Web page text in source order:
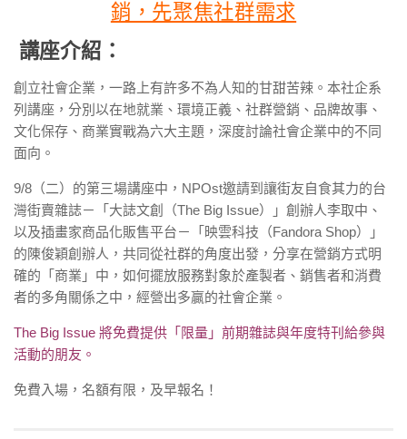
銷，先聚焦社群需求
講座介紹：
創立社會企業，一路上有許多不為人知的甘甜苦辣。本社企系
列講座，分別以在地就業、環境正義、社群營銷、品牌故事、
文化保存、商業實戰為六大主題，深度討論社會企業中的不同
面向。
9/8（二）的第三場講座中，NPOst邀請到讓街友自食其力的台
灣街賣雜誌－「大誌文創（The Big Issue）」創辦人李取中、
以及插畫家商品化販售平台－「映雲科技（Fandora Shop）」
的陳俊穎創辦人，共同從社群的角度出發，分享在營銷方式明
確的「商業」中，如何擺放服務對象於產製者、銷售者和消費
者的多角關係之中，經營出多贏的社會企業。
The Big Issue 將免費提供「限量」前期雜誌與年度特刊給參與
活動的朋友。
免費入場，名額有限，及早報名！